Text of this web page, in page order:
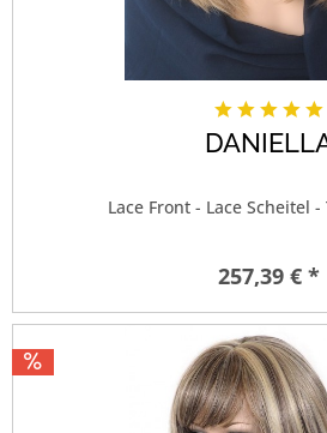
Lace Front - Lace Scheitel
257,39 € *